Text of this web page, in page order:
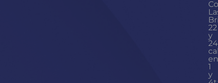
22
y
24
1
y